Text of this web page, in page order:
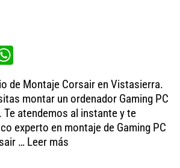
ha
ts
A
pp
de Montaje Corsair en Vistasierra.
montar un ordenador Gaming PC
atendemos al instante y te
experto en montaje de Gaming PC
… Leer más